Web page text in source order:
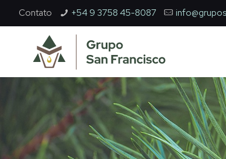
Contato +54 9 3758 45-8087